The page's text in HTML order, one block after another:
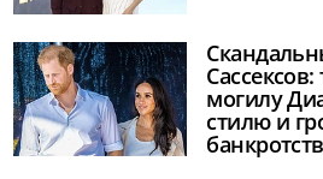
могилу
стилю и